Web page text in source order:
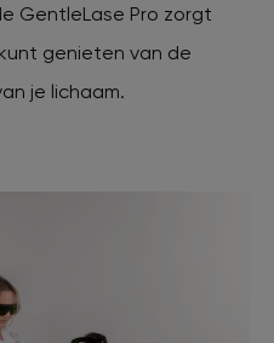
GentleLase Pro zorgt
genieten van de
je lichaam.